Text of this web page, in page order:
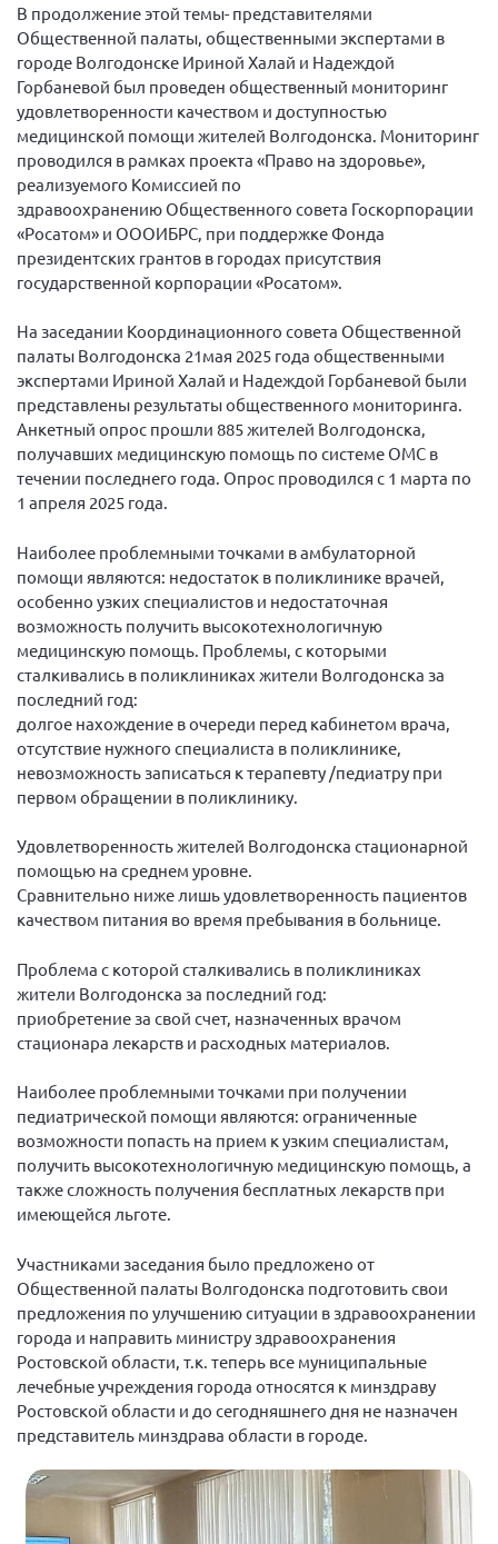
Нижегородская область
Новгородская область
Новосибирская область
Омская область
Оренбургская область
Пензенская область
Республика Башкортостан
Республика Бурятия
Республика Калмыкия
Республика Хакасия
Ростовская область
г. Санкт-Петербург
г. Севастополь
Самарская область ПРИЗМА
Самарская область СГОРС
Свердловская область
Смоленская область
Ставропольский край
Сахалинская область
Томская область
Тульская область
Ульяновская область
Челябинская область
Ярославская область
В продолжение этой темы- представителями
Общественной палаты, общественными экспертами в
городе Волгодонске Ириной Халай и Надеждой
Горбаневой был проведен общественный мониторинг
удовлетворенности качеством и доступностью
медицинской помощи жителей Волгодонска. Мониторинг
проводился в рамках проекта «Право на здоровье»,
реализуемого Комиссией по
здравоохранению Общественного совета Госкорпорации
«Росатом» и ОООИБРС, при поддержке Фонда
президентских грантов в городах присутствия
государственной корпорации «Росатом».
На заседании Координационного совета Общественной
палаты Волгодонска 21мая 2025 года общественными
экспертами Ириной Халай и Надеждой Горбаневой были
представлены результаты общественного мониторинга.
Анкетный опрос прошли 885 жителей Волгодонска,
получавших медицинскую помощь по системе ОМС в
течении последнего года. Опрос проводился с 1 марта по
1 апреля 2025 года.
Наиболее проблемными точками в амбулаторной
помощи являются: недостаток в поликлинике врачей,
особенно узких специалистов и недостаточная
возможность получить высокотехнологичную
медицинскую помощь. Проблемы, с которыми
сталкивались в поликлиниках жители Волгодонска за
последний год:
долгое нахождение в очереди перед кабинетом врача,
отсутствие нужного специалиста в поликлинике,
невозможность записаться к терапевту /педиатру при
первом обращении в поликлинику.
Удовлетворенность жителей Волгодонска стационарной
помощью на среднем уровне.
Сравнительно ниже лишь удовлетворенность пациентов
качеством питания во время пребывания в больнице.
Проблема с которой сталкивались в поликлиниках
жители Волгодонска за последний год:
приобретение за свой счет, назначенных врачом
стационара лекарств и расходных материалов.
Наиболее проблемными точками при получении
педиатрической помощи являются: ограниченные
возможности попасть на прием к узким специалистам,
получить высокотехнологичную медицинскую помощь, а
также сложность получения бесплатных лекарств при
имеющейся льготе.
Участниками заседания было предложено от
Общественной палаты Волгодонска подготовить свои
предложения по улучшению ситуации в здравоохранении
города и направить министру здравоохранения
Ростовской области, т.к. теперь все муниципальные
лечебные учреждения города относятся к минздраву
Ростовской области и до сегодняшнего дня не назначен
представитель минздрава области в городе.